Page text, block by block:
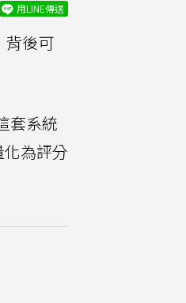
用LINE傳送
背後可
套系統
為評分